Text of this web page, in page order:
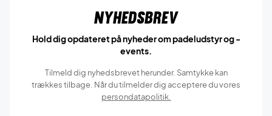
Nyhedsbrev
Hold dig opdateret på nyheder om padeludstyr og -
events.
Tilmeld dig nyhedsbrevet herunder. Samtykke kan
trækkes tilbage. Når du tilmelder dig acceptere du vores
persondatapolitik.